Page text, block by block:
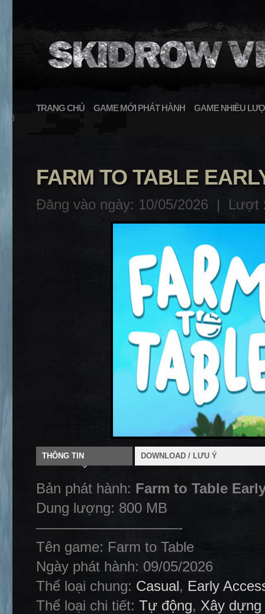
TRANG CHỦ GAME MỚI PHÁT HÀNH GAME NHIỀU
}
FARM TO TABLE
Đăng vào ngày: 10/05/2026 | Lượt
THÔNG TIN DOWNLOAD / LƯU Ý
Bản phát hành: Farm to Table
Dung lượng: 800 MB
——————————-
Tên game: Farm to Table
Ngày phát hành: 09/05/2026
Thể loại chung: Casual, Early
Thể loại chi tiết: Tự động, Xây